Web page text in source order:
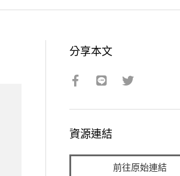
分享本文
資源連結
前往原始連結